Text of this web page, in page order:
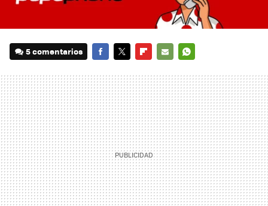
5 comentarios
MAIL